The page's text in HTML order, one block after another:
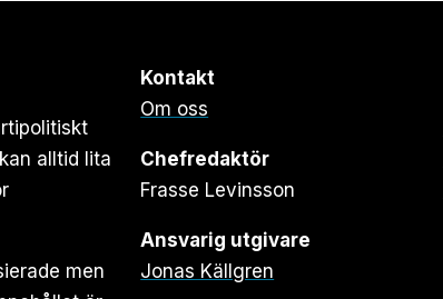
alltid lita
men
Kontakt
Om oss
Chefredaktör
Frasse Levinsson
Ansvarig utgivare
Jonas Källgren